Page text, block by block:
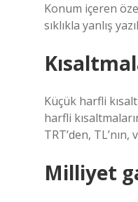
Konum içeren
sıklıkla yanlış
Küçük harfli
harfli
TRT’den, TL’nın,
Milliyet